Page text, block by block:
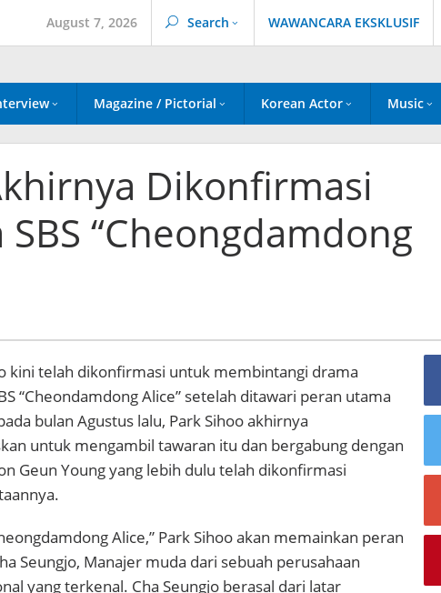
August 7, 2026 Search WAWANCARA EKSKLUSIF
Magazine / Pictorial Korean Actor Music
Dikonfirmasi
“Cheongdamdong
kini telah dikonfirmasi untuk membintangi drama
“Cheondamdong Alice” setelah ditawari peran utama
bulan Agustus lalu, Park Sihoo akhirnya
untuk mengambil tawaran itu dan bergabung dengan
Geun Young yang lebih dulu telah dikonfirmasi
Alice,” Park Sihoo akan memainkan peran
Seungjo, Manajer muda dari sebuah perusahaan
yang terkenal. Cha Seungjo berasal dari latar